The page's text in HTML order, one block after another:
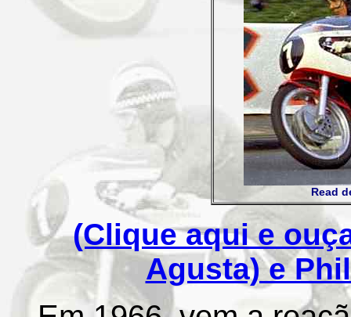
Read
(Clique aqui e
Agusta) e